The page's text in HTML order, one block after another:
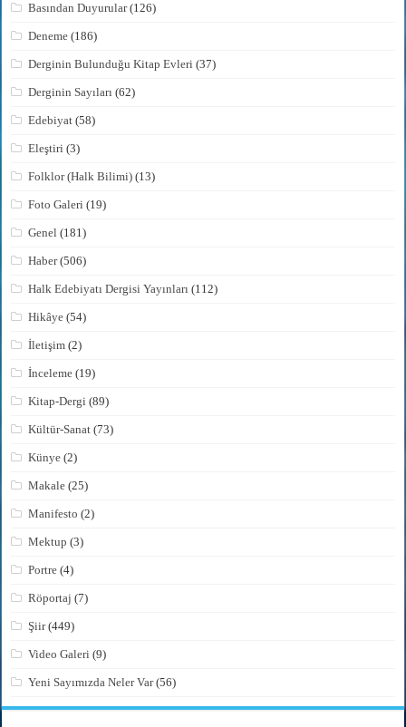
Basından Duyurular(126)
Deneme (186)
Derginin Bulunduğu Kitap Evleri (37)
Derginin Sayıları (62)
Edebiyat (58)
Eleştiri (3)
Folklor (Halk Bilimi) (13)
Foto Galeri (19)
Genel (181)
Haber(506)
Halk Edebiyatı Dergisi Yayınları (112)
Hikâye (54)
İletişim (2)
İnceleme (19)
Kitap-Dergi (89)
Kültür-Sanat (73)
Künye (2)
Makale (25)
Manifesto (2)
Mektup (3)
Portre (4)
Röportaj (7)
Şiir(449)
Video Galeri (9)
Yeni Sayımızda Neler Var(56)